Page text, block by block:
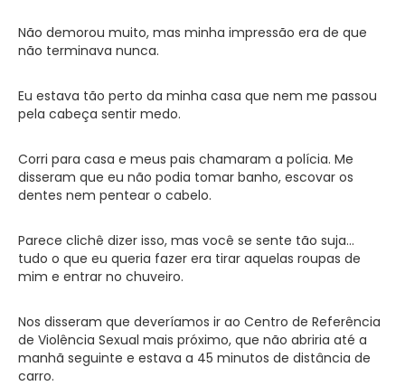
Não demorou muito, mas minha impressão era de que
não terminava nunca.
Eu estava tão perto da minha casa que nem me passou
pela cabeça sentir medo.
Corri para casa e meus pais chamaram a polícia. Me
disseram que eu não podia tomar banho, escovar os
dentes nem pentear o cabelo.
Parece clichê dizer isso, mas você se sente tão suja…
tudo o que eu queria fazer era tirar aquelas roupas de
mim e entrar no chuveiro.
Nos disseram que deveríamos ir ao Centro de Referência
de Violência Sexual mais próximo, que não abriria até a
manhã seguinte e estava a 45 minutos de distância de
carro.